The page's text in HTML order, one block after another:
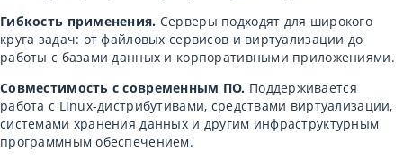
Гибкость применения. Серверы подходят для широкого
круга задач: от файловых сервисов и виртуализации до
работы с базами данных и корпоративными приложениями.
Совместимость с современным ПО. Поддерживается
работа с Linux-дистрибутивами, средствами виртуализации,
системами хранения данных и другим инфраструктурным
программным обеспечением.